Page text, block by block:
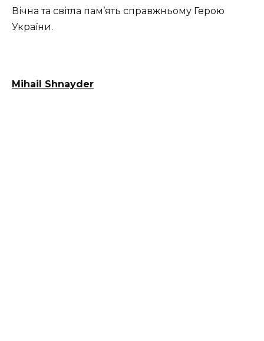
Вічна та світла пам’ять справжньому Герою
України.
Mihail Shnayder